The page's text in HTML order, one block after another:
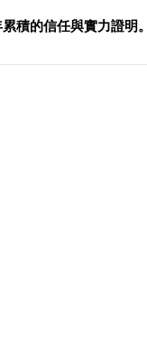
積的信任與實力證明。